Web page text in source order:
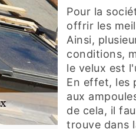
Pour la
offrir les
Ainsi,
conditions,
le velux est
En effet, les
aux
de cela, il
trouve dans